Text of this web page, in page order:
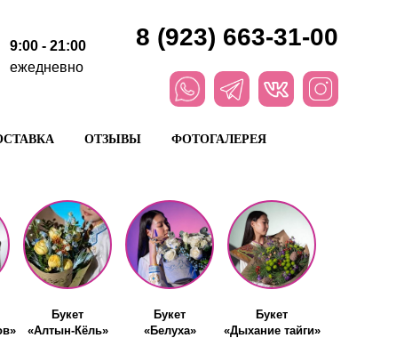
9:00 - 21:00
ежедневно
8 (923) 663-31-00
ОТЗЫВЫ
ФОТОГАЛЕРЕЯ
Букет
«Алтын-Кёль»
Букет
«Белуха»
Букет
«Дыхание тайги»